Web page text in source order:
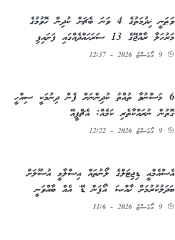
ވަޠަނީ ޚިދުމަތުގެ 4 ވަނަ ބެޗަށް ކުދިން ހޮވުމުގެ
މަރުހަލާ ރާއްޖޭގެ 13 ސަރަޙައްދެއްގައި ފަށައިފި
9 އޯގަސްޓު 2026 - 12:37
6 މަސްނުވާ ތުއްތު ކުދިންނަށް ފެން ދިނުމަކީ ސިއްހީ
ގޮތުން ނުރައްކާތެރި ކަމެއް: އެޗްޕީއޭ
9 އޯގަސްޓު 2026 - 12:22
އެސްއެމްއީ ޑިޖިޓަލްގެ ލޯނުތައް އިސްލާމީ އުސޫލަށް
ބަދަލުކުރުމަށް ޚާއްޞަ 'އޯޕަން ޑޭ' އެއް ބާއްވަނީ
9 އޯގަސްޓު 2026 - 11:6